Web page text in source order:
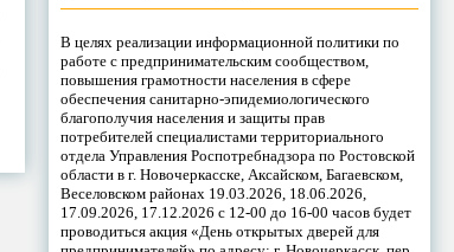
В целях реализации информационной политики по
работе с предпринимательским сообществом,
повышения грамотности населения в сфере
обеспечения санитарно-эпидемиологического
благополучия населения и защиты прав
потребителей специалистами территориального
отдела Управления Роспотребнадзора по Ростовской
области в г. Новочеркасске, Аксайском, Багаевском,
Веселовском районах 19.03.2026, 18.06.2026,
17.09.2026, 17.12.2026 с 12-00 до 16-00 часов будет
проводиться акция «День открытых дверей для